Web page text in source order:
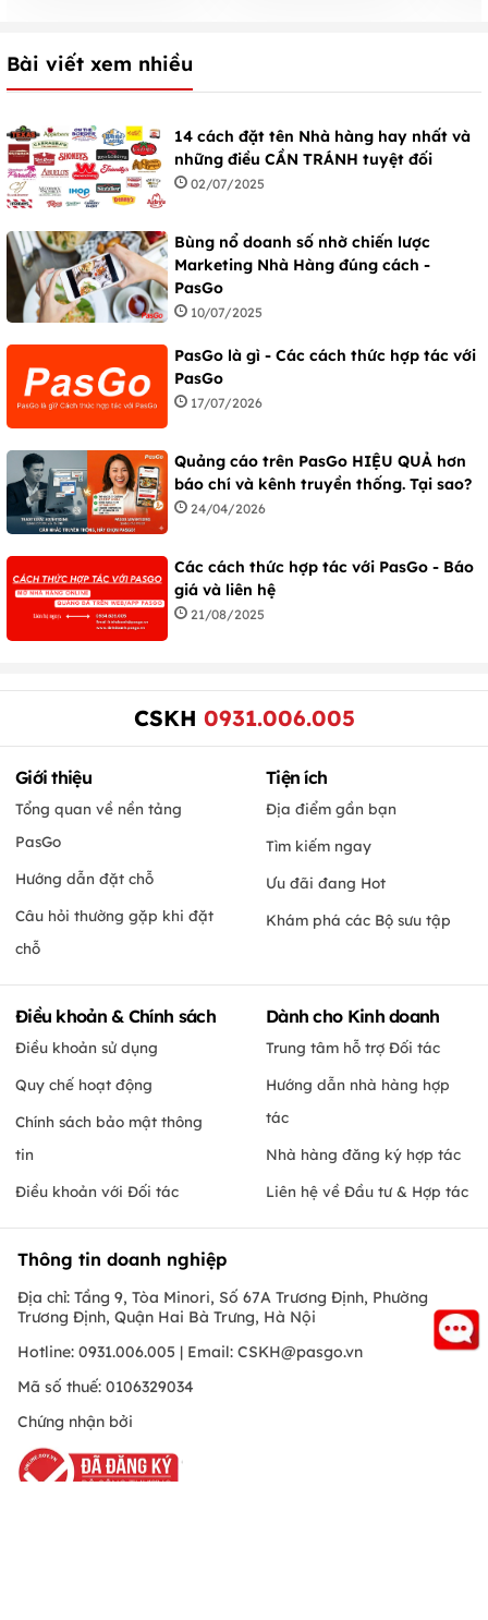
Bài viết xem nhiều
14 cách đặt tên Nhà hàng hay nhất và
những điều CẦN TRÁNH tuyệt đối
02/07/2025
Bùng nổ doanh số nhờ chiến lược
Marketing Nhà Hàng đúng cách -
PasGo
10/07/2025
PasGo là gì - Các cách thức hợp tác với
PasGo
17/07/2026
Quảng cáo trên PasGo HIỆU QUẢ hơn
báo chí và kênh truyền thống. Tại sao?
24/04/2026
Các cách thức hợp tác với PasGo - Báo
giá và liên hệ
21/08/2025
CSKH 0931.006.005
Giới thiệu
Tổng quan về nền tảng
PasGo
Hướng dẫn đặt chỗ
Câu hỏi thường gặp khi đặt
chỗ
Tiện ích
Địa điểm gần bạn
Tìm kiếm ngay
Ưu đãi đang Hot
Khám phá các Bộ sưu tập
Điều khoản & Chính sách
Điều khoản sử dụng
Quy chế hoạt động
Chính sách bảo mật thông
tin
Điều khoản với Đối tác
Dành cho Kinh doanh
Trung tâm hỗ trợ Đối tác
Hướng dẫn nhà hàng hợp
tác
Nhà hàng đăng ký hợp tác
Liên hệ về Đầu tư & Hợp tác
Thông tin doanh nghiệp
Địa chỉ: Tầng 9, Tòa Minori, Số 67A Trương Định, Phường
Trương Định, Quận Hai Bà Trưng, Hà Nội
Hotline: 0931.006.005 | Email: CSKH@pasgo.vn
Mã số thuế: 0106329034
Chứng nhận bởi